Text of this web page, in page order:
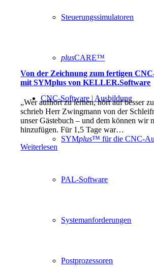
Steuerungssimulatoren
plusCARE™
CNC-Software | Ausbildung
SYMplus™ für die CNC-
PAL-Software
Systemanforderungen
Postprozessoren
Von der Zeichnung zum fertigen
mit SYMplus von KELLER.Software
„Wer aufhört zu lernen, hört auf besser
schrieb Herr Zwingmann von der
unser Gästebuch – und dem können wir
hinzufügen. Für 1,5 Tage war…
Weiterlesen